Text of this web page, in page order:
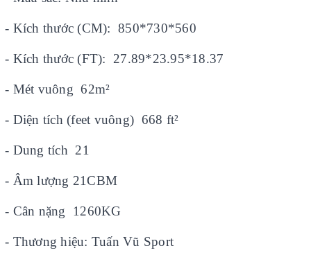
- Kích thước (CM): 850*730*560
- Kích thước (FT): 27.89*23.95*18.37
- Mét vuông 62m²
- Diện tích (feet vuông) 668 ft²
- Dung tích 21
- Âm lượng 21CBM
- Cân nặng 1260KG
- Thương hiệu: Tuấn Vũ Sport